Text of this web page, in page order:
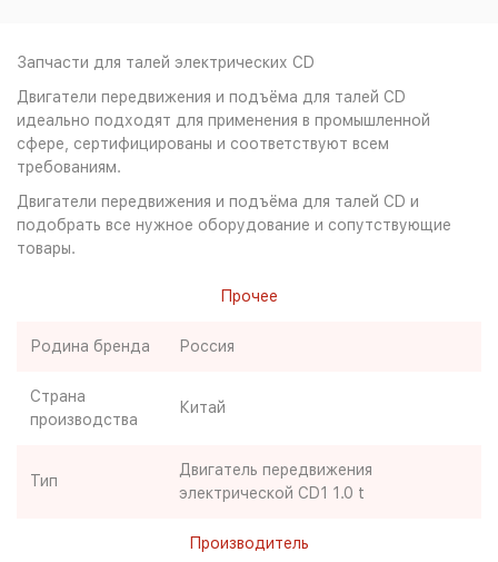
Запчасти для талей электрических CD
Двигатели передвижения и подъёма для талей CD
идеально подходят для применения в промышленной
сфере, сертифицированы и соответствуют всем
требованиям.
Двигатели передвижения и подъёма для талей CD и
подобрать все нужное оборудование и сопутствующие
товары.
Прочее
Родина бренда Россия
Страна
производства
Китай
Тип
Двигатель передвижения
электрической CD1 1.0 t
Производитель